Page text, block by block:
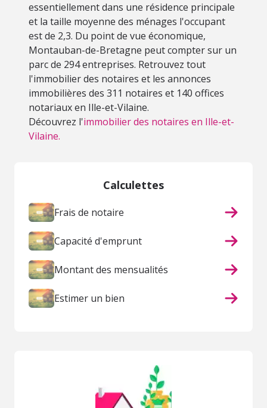
essentiellement dans une résidence principale
et la taille moyenne des ménages l'occupant
est de 2,3. Du point de vue économique,
Montauban-de-Bretagne peut compter sur un
parc de 294 entreprises. Retrouvez tout
l'immobilier des notaires et les annonces
immobilières des 311 notaires et 140 offices
notariaux en Ille-et-Vilaine.
Découvrez l'immobilier des notaires en Ille-et-
Vilaine.
Calculettes
Frais de notaire
Capacité d'emprunt
Montant des mensualités
Estimer un bien